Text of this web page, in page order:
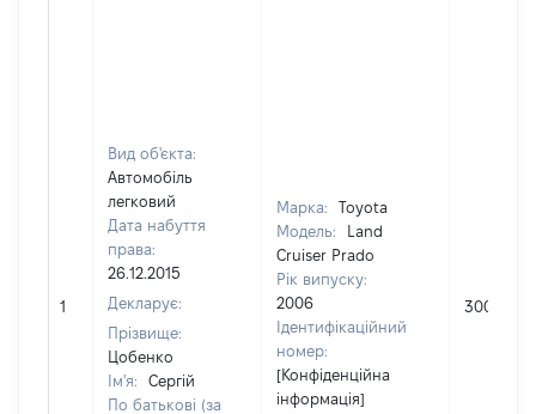
1
Вид об'єкта:
Автомобіль
легковий
Дата набуття
права:
26.12.2015
Декларує:
Прізвище:
Цобенко
Ім'я:
Сергій
По батькові (за
Марка:
Toyota
Модель:
Land
Cruiser Prado
Рік випуску:
2006
Ідентифікаційний
номер:
[Конфіденційна
інформація]
300000